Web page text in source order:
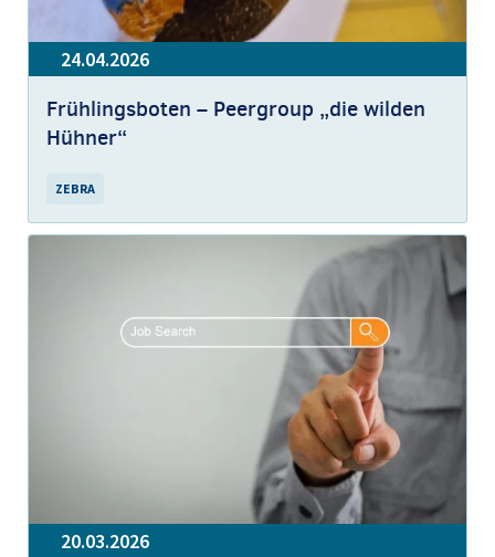
24.04.2026
Frühlingsboten – Peergroup „die wilden
Hühner“
ZEBRA
20.03.2026